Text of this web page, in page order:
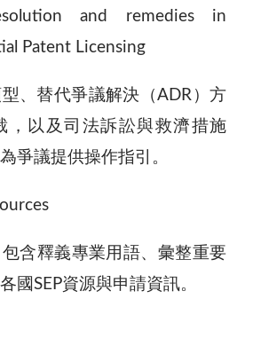
and remedies in
Patent Licensing
、替代爭議解決（ADR）方
，以及司法訴訟與救濟措施
爭議提供操作指引。
含釋義專業用語、彙整重要
國SEP資源與申請資訊。